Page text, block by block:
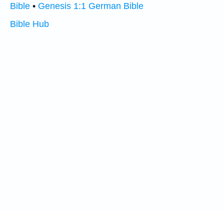
Bible • Genesis 1:1 German Bible
Bible Hub